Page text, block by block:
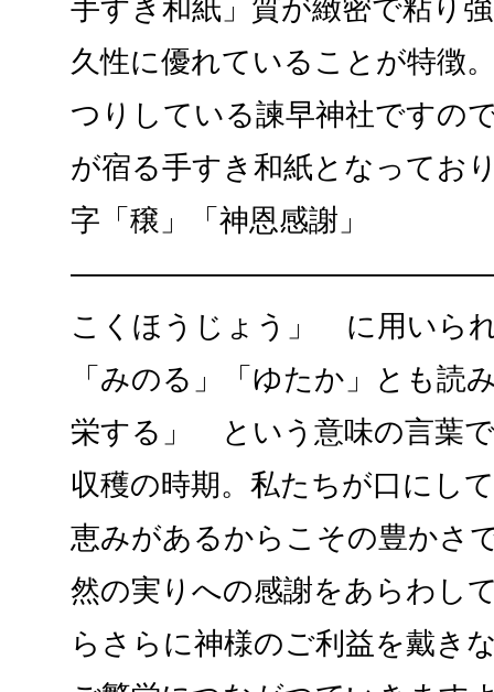
手すき和紙」質が緻密で粘り
久性に優れていることが特徴
つりしている諫早神社ですの
が宿る手すき和紙となってお
字「穣」「神恩感謝」
――――――――――――――――
こくほうじょう」 に用いら
「みのる」「ゆたか」とも読
栄する」 という意味の言葉
収穫の時期。私たちが口にし
恵みがあるからこその豊かさ
然の実りへの感謝をあらわし
らさらに神様のご利益を戴き